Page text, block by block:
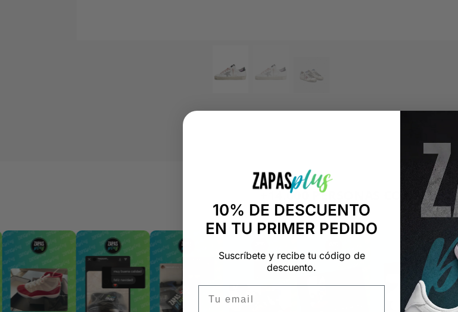
+14.000 PERSONAS CONFÍAN
"Consulta nuestras reseñas y compruébalo
10% DE DESCUENTO
EN TU PRIMER PEDIDO
Suscríbete y recibe tu código de
descuento.